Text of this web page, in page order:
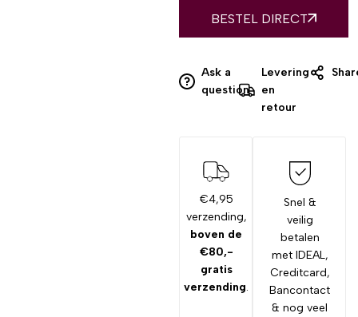
BESTEL DIRECT
Ask a
question
Levering
en
retour
€4,95
verzending,
boven de
€80,-
gratis
verzending.
Snel &
veilig
betalen
met IDEAL,
Creditcard,
Bancontact
& nog veel